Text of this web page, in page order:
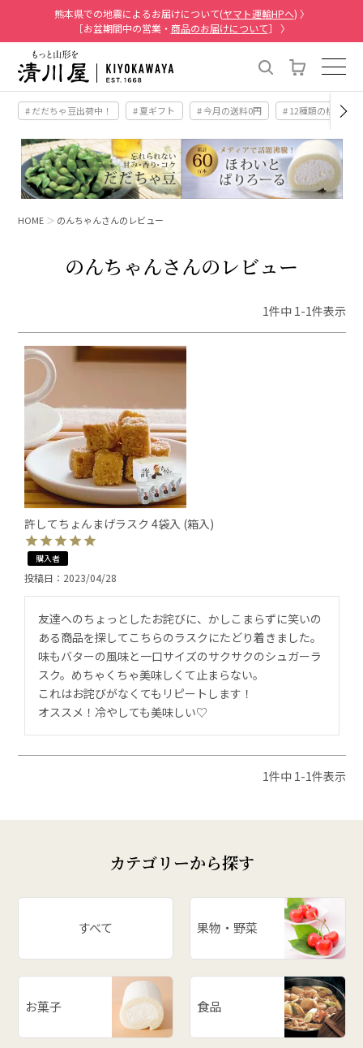
熊本県での地震によるお届けについて(ヤマト運輸HPへ) 〉
［お盆期間中の営業・ 商品のお届けについて］ 〉
# だだちゃ豆出荷中！ # 夏ギフト # 今月の送料0円 # 12種類の桃
HOME のんちゃんさんのレビュー
のんちゃんさんのレビュー
1件中 1-1件表示
許してちょんまげラスク 4袋入 (箱入)
購入者
投稿日 2023/04/28
友達へのちょっとしたお詫びに、かしこまらずに笑いの
ある商品を探してこちらのラスクにたどり着きました。
味もバターの風味と一口サイズのサクサクのシュガーラ
スク。めちゃくちゃ美味しくて止まらない。
これはお詫びがなくてもリピートします！
1件中 1-1件表示
カテゴリーから探す
すべて 果物・野菜
お菓子 食品